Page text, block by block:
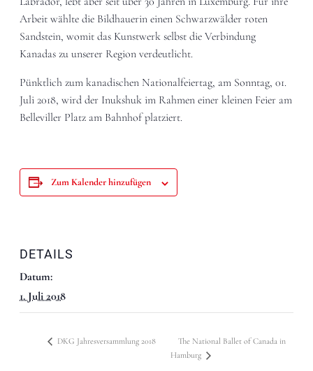
Arbeit wählte die Bildhauerin einen Schwarzwälder roten
Sandstein, womit das Kunstwerk selbst die Verbindung
Kanadas zu unserer Region verdeutlicht.
Pünktlich zum kanadischen Nationalfeiertag, am Sonntag, 01.
Juli 2018, wird der Inukshuk im Rahmen einer kleinen Feier am
Belleviller Platz am Bahnhof platziert.
Zum Kalender hinzufügen
DETAILS
Datum:
1. Juli 2018
DKG Jahresversammlung 2018
The National Ballet of Canada in
Hamburg